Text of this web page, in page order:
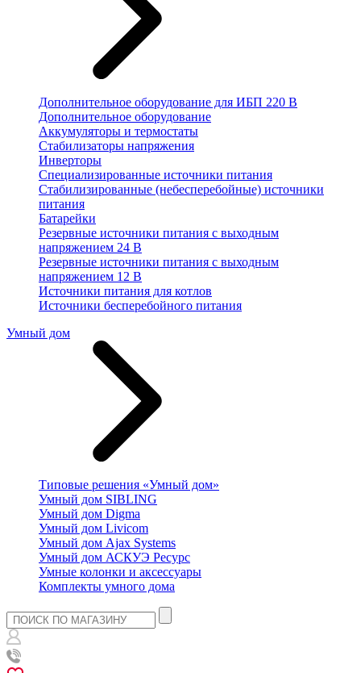
Дополнительное оборудование для ИБП 220 В
Дополнительное оборудование
Аккумуляторы и термостаты
Стабилизаторы напряжения
Инверторы
Специализированные источники питания
Стабилизированные (небесперебойные) источники
питания
Батарейки
Резервные источники питания с выходным
напряжением 24 В
Резервные источники питания с выходным
напряжением 12 В
Источники питания для котлов
Источники бесперебойного питания
Умный дом
Типовые решения «Умный дом»
Умный дом SIBLING
Умный дом Digma
Умный дом Livicom
Умный дом Ajax Systems
Умный дом АСКУЭ Ресурс
Умные колонки и аксессуары
Комплекты умного дома